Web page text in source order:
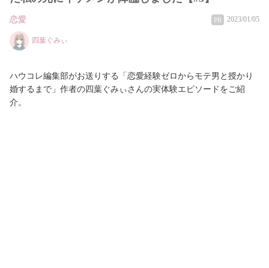
恋愛 PR 2023/01/05
四葉ぐみぃ
ハウコレ編集部がお送りする「恋愛経験ゼロからモテ男と授かり
婚するまで」作者の四葉ぐみぃさんの実体験エピソードをご紹
介。